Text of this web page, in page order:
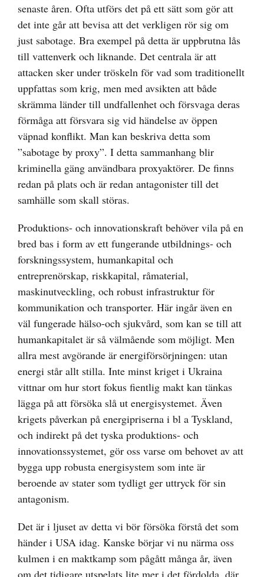
senaste åren. Ofta utförs det på ett sätt som gör att
det inte går att bevisa att det verkligen rör sig om
just sabotage. Bra exempel på detta är uppbrutna lås
till vattenverk och liknande. Det centrala är att
attacken sker under tröskeln för vad som traditionellt
uppfattas som krig, men med avsikten att både
skrämma länder till undfallenhet och försvaga deras
förmåga att försvara sig vid händelse av öppen
väpnad konflikt. Man kan beskriva detta som
”sabotage by proxy”. I detta sammanhang blir
kriminella gäng användbara proxyaktörer. De finns
redan på plats och är redan antagonister till det
samhälle som skall störas.
Produktions- och innovationskraft behöver vila på en
bred bas i form av ett fungerande utbildnings- och
forskningssystem, humankapital och
entreprenörskap, riskkapital, råmaterial,
maskinutveckling, och robust infrastruktur för
kommunikation och transporter. Här ingår även en
väl fungerade hälso-och sjukvård, som kan se till att
humankapitalet är så välmående som möjligt. Men
allra mest avgörande är energiförsörjningen: utan
energi står allt stilla. Inte minst kriget i Ukraina
vittnar om hur stort fokus fientlig makt kan tänkas
lägga på att försöka slå ut energisystemet. Även
krigets påverkan på energipriserna i bl a Tyskland,
och indirekt på det tyska produktions- och
innovationssystemet, gör oss varse om behovet av att
bygga upp robusta energisystem som inte är
beroende av stater som tydligt ger uttryck för sin
antagonism.
Det är i ljuset av detta vi bör försöka förstå det som
händer i USA idag. Kanske börjar vi nu närma oss
kulmen i en maktkamp som pågått många år, även
om det tidigare utspelats lite mer i det fördolda, där